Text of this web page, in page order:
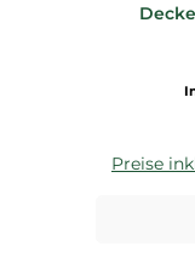
Preise